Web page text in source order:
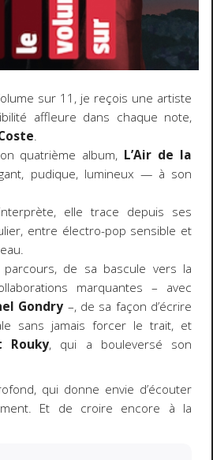
sur 11, je reçois une artiste
affleure dans chaque note,
.
quatrième album, L’Air de la
pudique, lumineux — à son
interprète, elle trace depuis ses
entre électro-pop sensible et
de sa bascule vers la
marquantes – avec
Gondry –, de sa façon d’écrire
sans jamais forcer le trait, et
Rouky, qui a bouleversé son
qui donne envie d’écouter
Et de croire encore à la